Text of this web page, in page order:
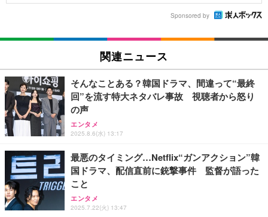
Sponsored by
関連ニュース
そんなことある？韓国ドラマ、間違って“最終
回”を流す特大ネタバレ事故 視聴者から怒り
の声
エンタメ
2025.8.6(水) 13:17
最悪のタイミング…Netflix“ガンアクション”韓
国ドラマ、配信直前に銃撃事件 監督が語った
こと
エンタメ
2025.7.22(火) 13:47